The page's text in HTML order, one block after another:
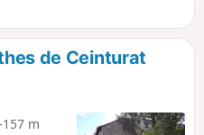
est
Par
peut être
Le
pas
de
de Ceinturat
m